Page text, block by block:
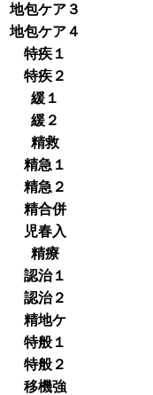
地包ケア３
地包ケア４
特疾１
特疾２
緩１
緩２
精救
精急１
精急２
精合併
児春入
精療
認治１
認治２
精地ケ
特般１
特般２
移機強